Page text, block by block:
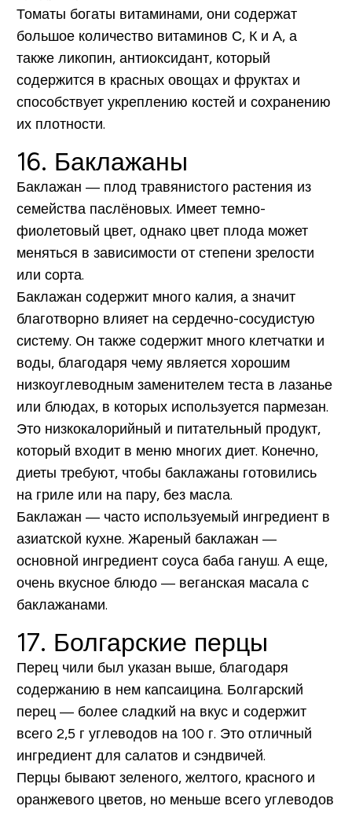
Томаты богаты витаминами, они содержат
большое количество витаминов С, К и А, а
также ликопин, антиоксидант, который
содержится в красных овощах и фруктах и
способствует укреплению костей и сохранению
их плотности.
16. Баклажаны
Баклажан — плод травянистого растения из
семейства паслёновых. Имеет темно-
фиолетовый цвет, однако цвет плода может
меняться в зависимости от степени зрелости
или сорта.
Баклажан содержит много калия, а значит
благотворно влияет на сердечно-сосудистую
систему. Он также содержит много клетчатки и
воды, благодаря чему является хорошим
низкоуглеводным заменителем теста в лазанье
или блюдах, в которых используется пармезан.
Это низкокалорийный и питательный продукт,
который входит в меню многих диет. Конечно,
диеты требуют, чтобы баклажаны готовились
на гриле или на пару, без масла.
Баклажан — часто используемый ингредиент в
азиатской кухне. Жареный баклажан —
основной ингредиент соуса баба гануш. А еще,
очень вкусное блюдо — веганская масала с
баклажанами.
17. Болгарские перцы
Перец чили был указан выше, благодаря
содержанию в нем капсаицина. Болгарский
перец — более сладкий на вкус и содержит
всего 2,5 г углеводов на 100 г. Это отличный
ингредиент для салатов и сэндвичей.
Перцы бывают зеленого, желтого, красного и
оранжевого цветов, но меньше всего углеводов